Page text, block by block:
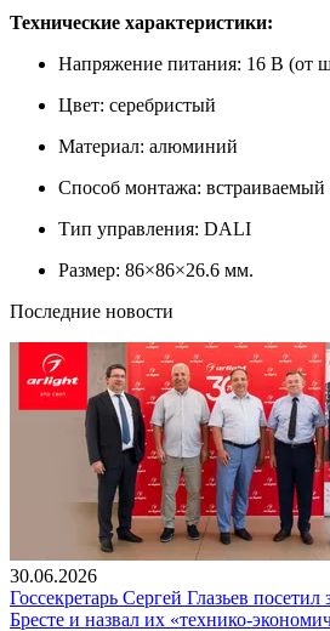
Технические характеристики:
Напряжение питания: 16 В (от
Цвет: серебристый
Материал: алюминий
Способ монтажа: встраиваемый
Тип управления: DALI
Размер: 86×86×26.6 мм.
Последние новости
30.06.2026
Госсекретарь Сергей Глазьев
Бресте и назвал их «технико-